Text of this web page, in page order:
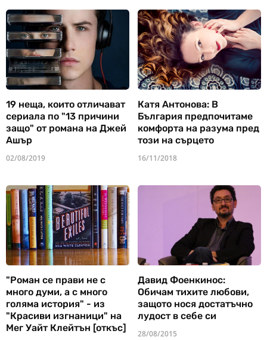
19 неща, които отличават
сериала по "13 причини
защо" от романа на Джей
Ашър
02/08/2019
Катя Антонова: В
България предпочитаме
комфорта на разума пред
този на сърцето
16/11/2018
"Роман се прави не с
много думи, а с много
голяма история" - из
"Красиви изгнаници" на
Мег Уайт Клейтън [откъс]
Давид Фоенкинос:
Обичам тихите любови,
защото нося достатъчно
лудост в себе си
28/08/2015